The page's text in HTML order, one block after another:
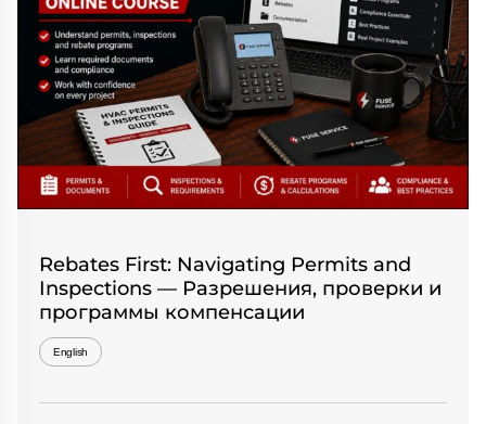
Rebates First: Navigating Permits and
Inspections — Разрешения, проверки и
программы компенсации
English